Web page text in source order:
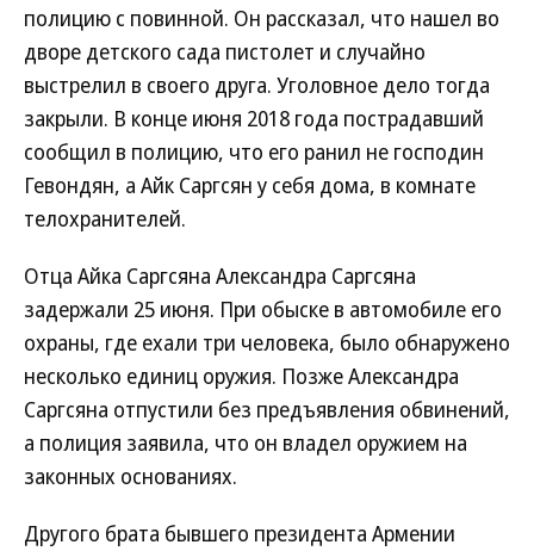
полицию с повинной. Он рассказал, что нашел во
дворе детского сада пистолет и случайно
выстрелил в своего друга. Уголовное дело тогда
закрыли. В конце июня 2018 года пострадавший
сообщил в полицию, что его ранил не господин
Гевондян, а Айк Саргсян у себя дома, в комнате
телохранителей.
Отца Айка Саргсяна Александра Саргсяна
задержали 25 июня. При обыске в автомобиле его
охраны, где ехали три человека, было обнаружено
несколько единиц оружия. Позже Александра
Саргсяна отпустили без предъявления обвинений,
а полиция заявила, что он владел оружием на
законных основаниях.
Другого брата бывшего президента Армении